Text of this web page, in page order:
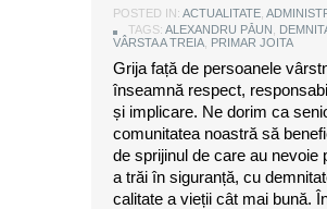
POSTED IN: ACTUALITATE
TAGS: ALEXANDRU PĂUN
VÂRSTA A TREIA PRIMAR JOITA
Grija față de persoanele
înseamnă respect,
și implicare. Ne dorim ca
comunitatea noastră să
de sprijinul de care au nevoie
a trăi în siguranță, cu
calitate a vieții cât mai bună.